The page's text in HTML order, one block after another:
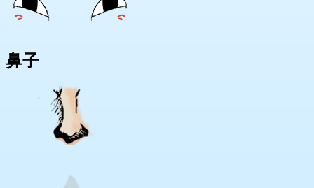
鼻子